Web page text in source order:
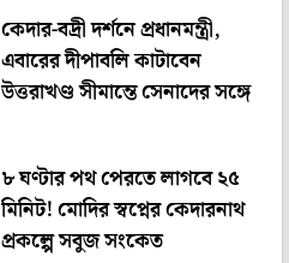
কেদার-বদ্রী দর্শনে প্রধানমন্ত্রী,
এবারের দীপাবলি কাটাবেন
উত্তরাখণ্ড সীমান্তে সেনাদের সঙ্গে
৮ ঘণ্টার পথ পেরতে লাগবে ২৫
মিনিট! মোদির স্বপ্নের কেদারনাথ
প্রকল্পে সবুজ সংকেত